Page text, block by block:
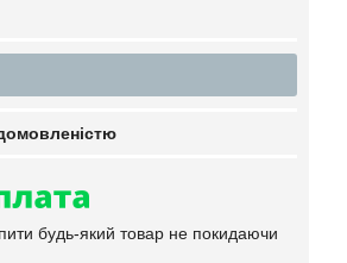
будь-який товар не покидаючи